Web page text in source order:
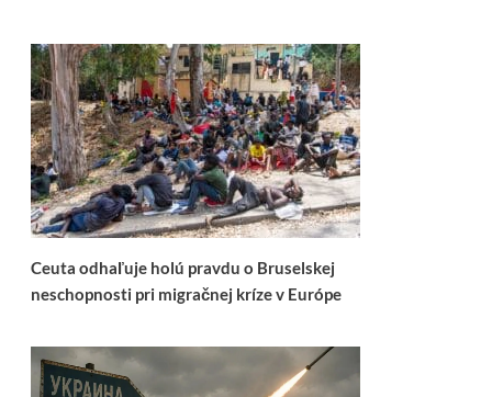
Ceuta odhaľuje holú pravdu o Bruselskej
neschopnosti pri migračnej kríze v Európe